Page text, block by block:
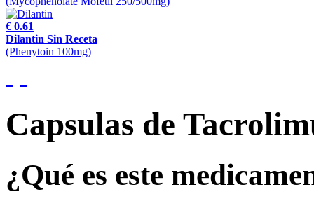
€ 0.61
Dilantin Sin Receta
(Phenytoin 100mg)
Capsulas de
¿Qué es este